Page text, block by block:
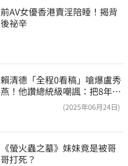
前AV女優香港賣淫陪睡！揭背
後祕辛
賴清德「全程0看稿」嗆爆盧秀
燕！他讚總統級嘲諷：把8年總
(2025年06月24日)
《螢火蟲之墓》妹妹竟是被哥
哥打死？